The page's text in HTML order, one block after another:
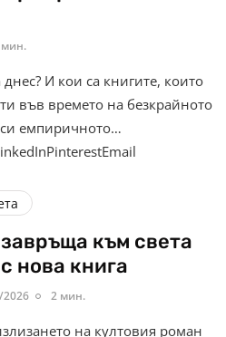
И кои са книгите, които
във времето на безкрайното
емпиричното…
към света
нова книга
2 мин.
на култовия роман